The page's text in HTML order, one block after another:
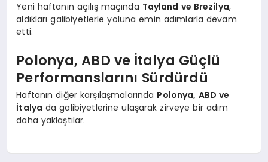
Yeni haftanın açılış maçında Tayland ve Brezilya,
aldıkları galibiyetlerle yoluna emin adımlarla devam
etti.
Polonya, ABD ve İtalya Güçlü
Performanslarını Sürdürdü
Haftanın diğer karşılaşmalarında Polonya, ABD ve
İtalya da galibiyetlerine ulaşarak zirveye bir adım
daha yaklaştılar.